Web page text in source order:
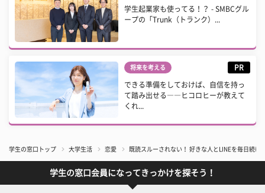
学生起業家も使ってる！？ - SMBCグル
ープの「Trunk（トランク）...
将来を考える PR
できる準備をしておけば、自信を持っ
て踏み出せる――ヒコロヒーが教えて
くれ...
学生の窓口トップ 大学生活 恋愛 既読スルーされない！ 好きな人とLINEを毎日続け
学生の窓口会員になってきっかけを探そう！